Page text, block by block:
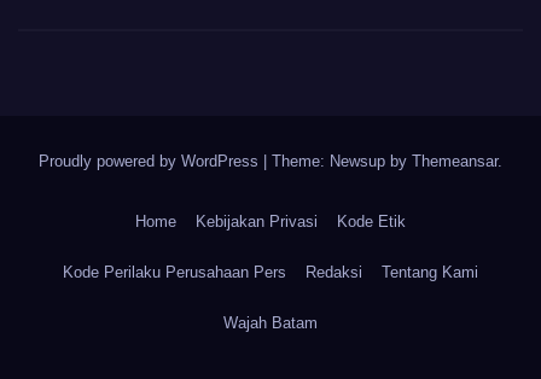
Proudly powered by WordPress Theme: Newsup by Themeansar.
Home Kebijakan Privasi Kode Etik
Kode Perilaku Perusahaan Pers Redaksi Tentang Kami
Wajah Batam